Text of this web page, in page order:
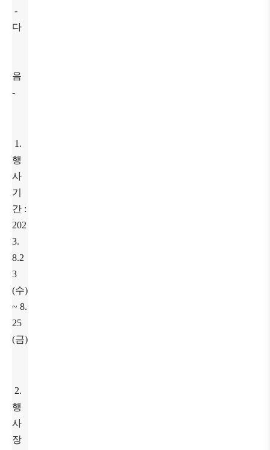
-
다
음
-
1.
행
사
기
간 :
202
3.
8.2
3
(수)
~ 8.
25
(금)
2.
행
사
장